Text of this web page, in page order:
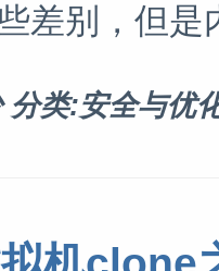
差别，但是
分类:安全与优